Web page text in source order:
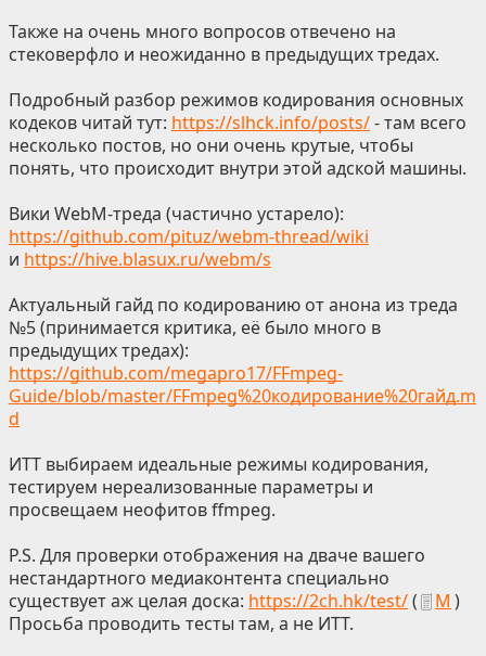
Также на очень много вопросов отвечено на
стековерфло и неожиданно в предыдущих тредах.
Подробный разбор режимов кодирования основных
кодеков читай тут: https://slhck.info/posts/- там всего
несколько постов, но они очень крутые, чтобы
понять, что происходит внутри этой адской машины.
Вики WebM-треда (частично устарело):
https://github.com/pituz/webm-thread/wiki
и https://hive.blasux.ru/webm/s
Актуальный гайд по кодированию от анона из треда
№5 (принимается критика, её было много в
предыдущих тредах):
https://github.com/megapro17/FFmpeg-
Guide/blob/master/FFmpeg%20кодирование%20гайд.m
d
ИТТ выбираем идеальные режимы кодирования,
тестируем нереализованные параметры и
просвещаем неофитов ffmpeg.
P.S. Для проверки отображения на дваче вашего
нестандартного медиаконтента специально
существует аж целая доска: https://2ch.hk/test/( М )
Просьба проводить тесты там, а не ИТТ.